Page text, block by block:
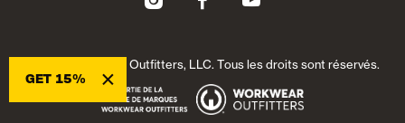
×
GET 15%
© 2026 Workwear Outfitters, LLC. Tous les droits sont réservés.